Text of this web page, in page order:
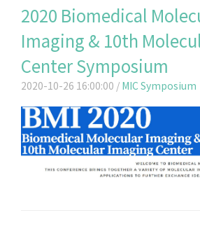
2020 Biomedical
Imaging & 10th
Center Symposium
2020-10-26 16:00:00 / MIC Symposium